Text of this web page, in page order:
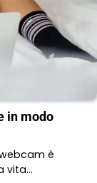
in modo
è
vita…